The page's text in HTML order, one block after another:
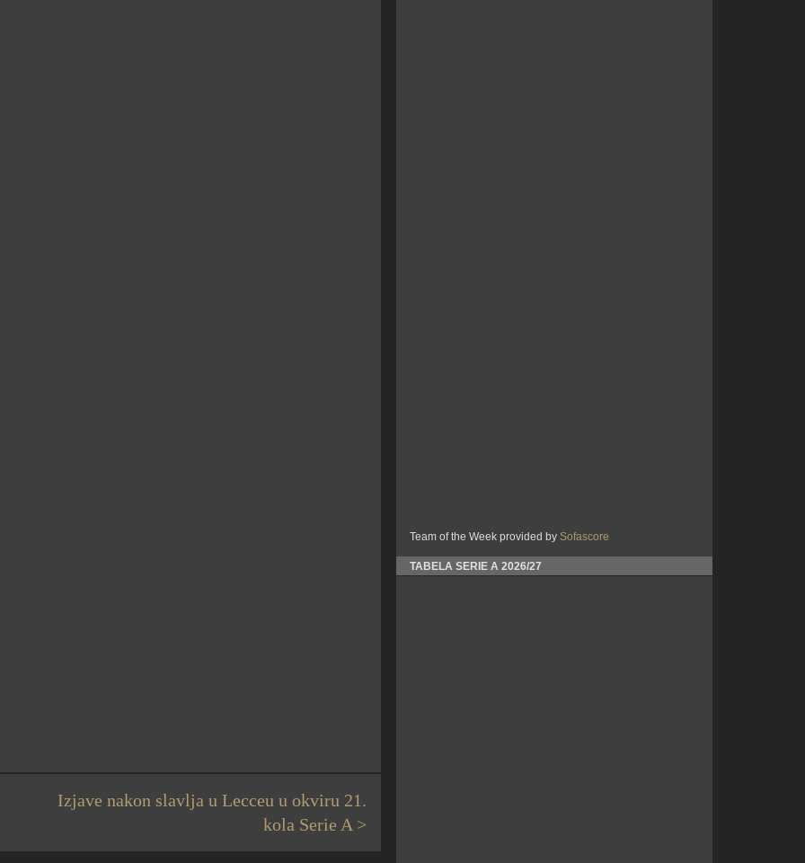
Izjave nakon slavlja u Lecceu u okviru 21.
kola Serie A >
Team of the Week provided by Sofascore
TABELA SERIE A 2026/27